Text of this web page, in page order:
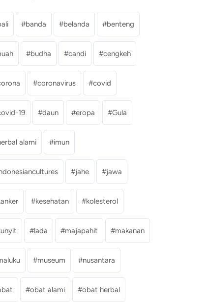
banda belanda benteng
budha candi cengkeh
coronavirus covid
19 daun eropa Gula
alami imun
jahe jawa
kesehatan kolesterol
lada majapahit makanan
museum nusantara
obat alami obat herbal